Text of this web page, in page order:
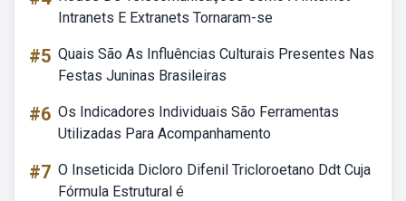
Intranets E Extranets Tornaram-se
#5 Quais São As Influências Culturais Presentes Nas
Festas Juninas Brasileiras
#6 Os Indicadores Individuais São Ferramentas
Utilizadas Para Acompanhamento
#7 O Inseticida Dicloro Difenil Tricloroetano Ddt Cuja
Fórmula Estrutural é